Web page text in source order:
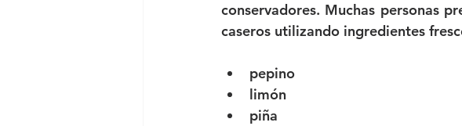
conservadores. Muchas personas
caseros utilizando ingredientes
pepino
limón
piña